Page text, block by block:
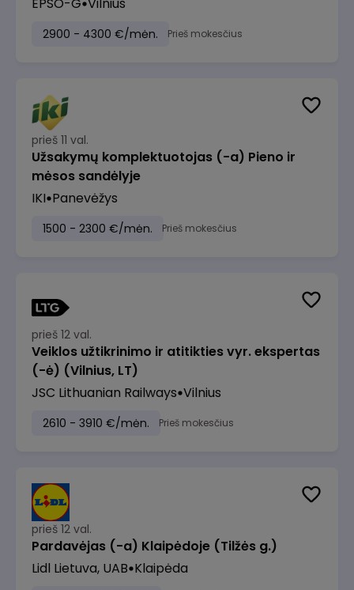
2900 - 4300 €/mėn. Prieš mokesčius
prieš 11 val.
Užsakymų komplektuotojas (-a) Pieno ir
mėsos sandėlyje
IKI Panevėžys
1500 - 2300 €/mėn. Prieš mokesčius
prieš 12 val.
Veiklos užtikrinimo ir atitikties vyr. ekspertas
(-ė) (Vilnius, LT)
JSC Lithuanian Railways Vilnius
2610 - 3910 €/mėn. Prieš mokesčius
prieš 12 val.
Pardavėjas (-a) Klaipėdoje (Tilžės g.)
Lidl Lietuva, UAB Klaipėda